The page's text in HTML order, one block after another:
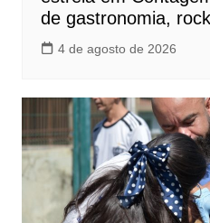
de gastronomia,
4 de agosto de 2026